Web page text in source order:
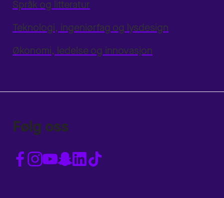
Språk og litteratur
Teknologi, ingeniørfag og lysdesign
Økonomi, ledelse og innovasjon
Følg oss